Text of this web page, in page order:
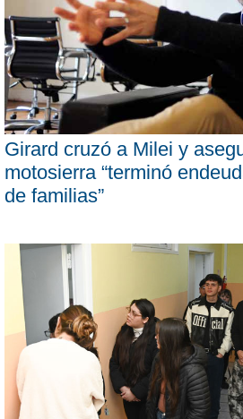
Girard cruzó a Milei y
motosierra “terminó
de familias”